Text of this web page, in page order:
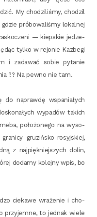
My cho­dzi­li­śmy, cho­dzi­l
pró­bo­wa­li­śmy lokal­nej
— kiep­skie jedze­
tyl­ko w rejo­nie Kazbe­gi
i zada­wać sobie pyta­nie
?? Na pew­no nie tam.
napraw­dę wspa­nia­łych
wypa­dów takich
poło­żo­ne­go na wyso­
gru­ziń­sko-rosyj­skiej,
z naj­pięk­niej­szych dolin,
doda­my kolej­ny wpis, bo
cie­ka­we wra­że­nie i cho­
przy­jem­ne, to jed­nak wie­le